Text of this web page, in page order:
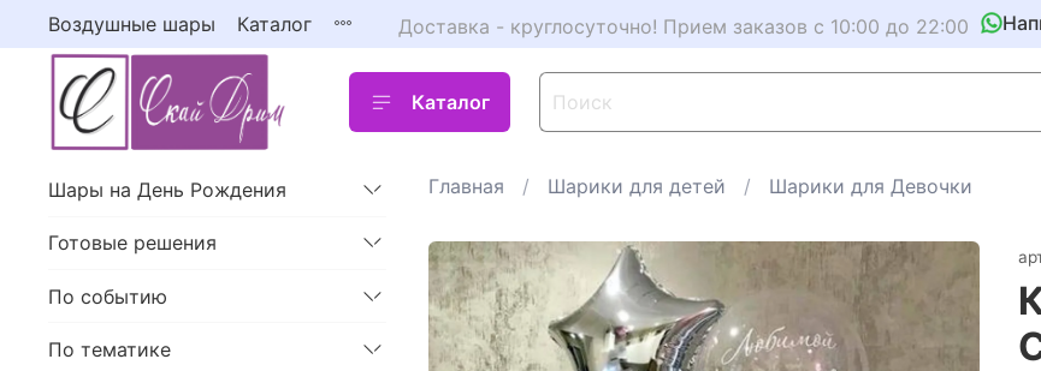
Воздушные шары Каталог Доставка - круглосуточно! Прием заказов с 10:00 до 22:00
Каталог
Главная Шарики для детей Шарики для Девочки
Шары на День Рождения
Готовые решения
По событию
По тематике